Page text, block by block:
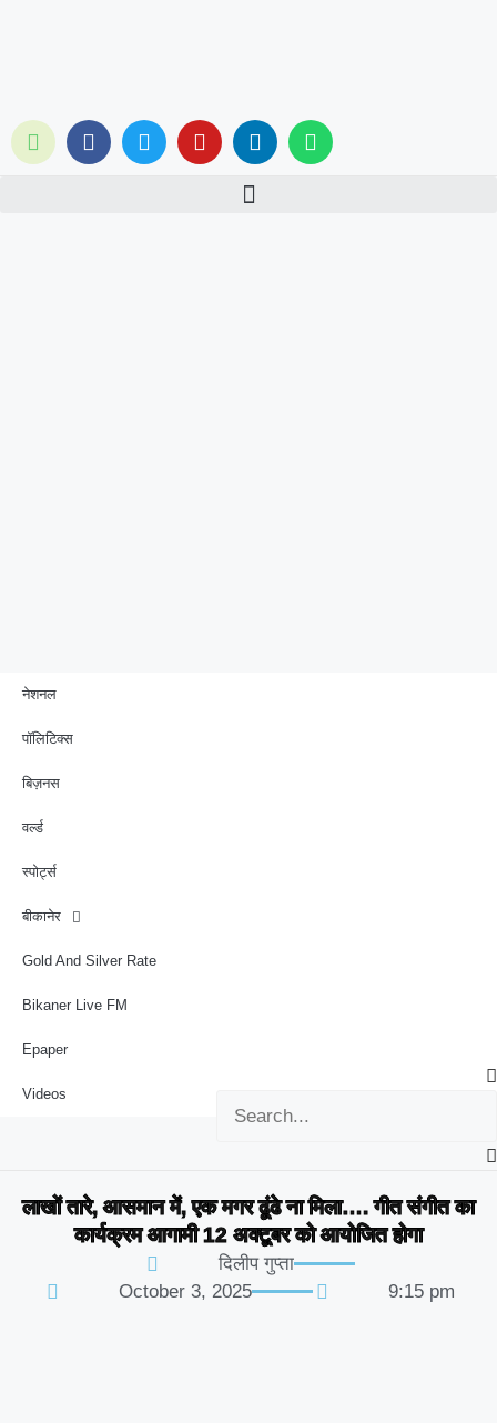
नेशनल
पॉलिटिक्स
बिज़नस
वर्ल्ड
स्पोर्ट्स
बीकानेर
Gold And Silver Rate
Bikaner Live FM
Epaper
Videos
लाखों तारे, आसमान में, एक मगर ढूंढे ना मिला…. गीत संगीत का
कार्यक्रम आगामी 12 अक्टूबर को आयोजित होगा
दिलीप गुप्ता
October 3, 2025
9:15 pm